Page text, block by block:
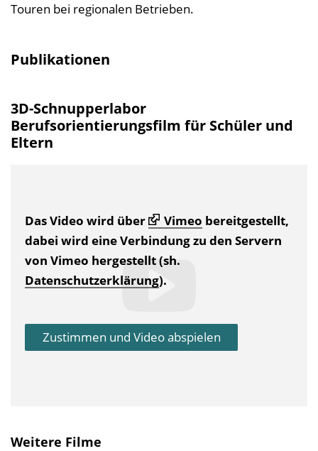
Touren bei regionalen Betrieben.
Publikationen
3D-Schnupperlabor
Berufsorientierungsfilm für Schüler und
Eltern
Das Video wird über Vimeo bereitgestellt,
dabei wird eine Verbindung zu den Servern
von Vimeo hergestellt (sh.
Datenschutzerklärung).
Zustimmen und Video abspielen
Weitere Filme